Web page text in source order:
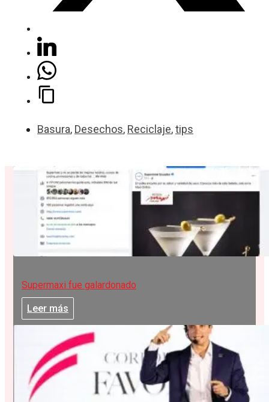
Basura, Desechos, Reciclaje,tips
Supermaxi fue galardonado
Leer más